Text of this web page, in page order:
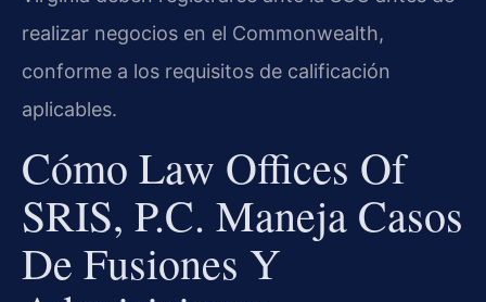
realizar negocios en el Commonwealth,
conforme a los requisitos de calificación
aplicables.
Cómo Law Offices Of
SRIS, P.C. Maneja Casos
De Fusiones Y